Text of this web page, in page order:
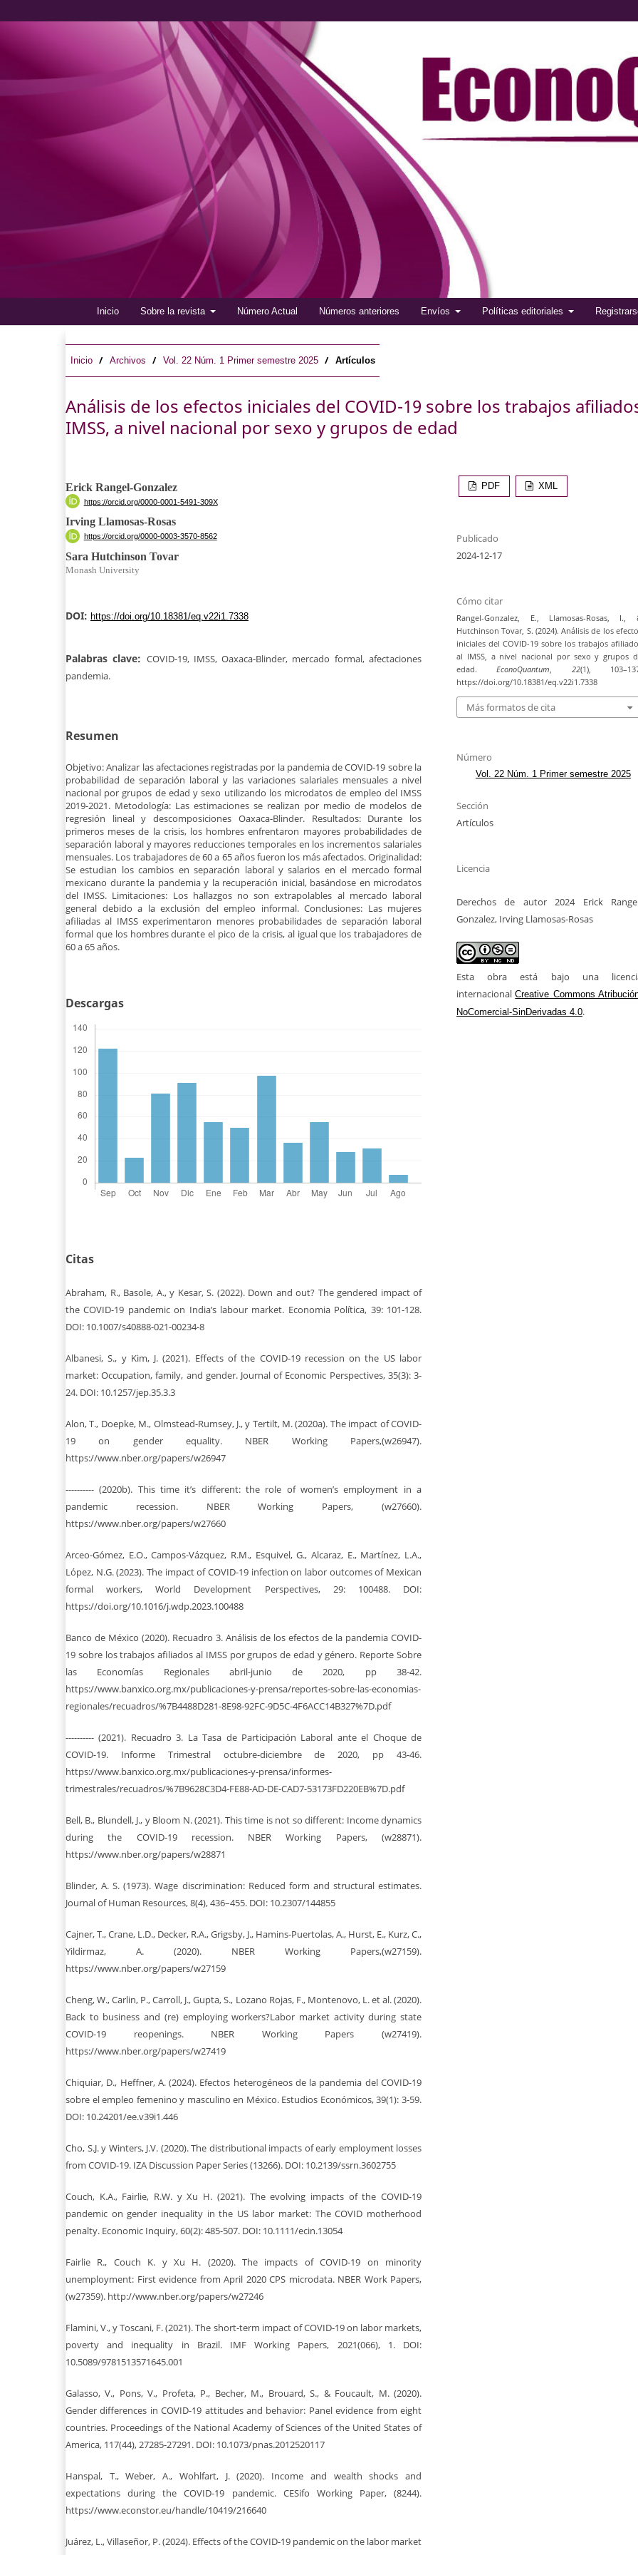
Inicio Sobre la revista Número Actual Números anteriores Envíos Políticas editoriales
Inicio / Archivos / Vol. 22 Núm. 1 Primer semestre 2025 / Artículos
Análisis de los efectos iniciales del COVID-19 sobre los trabajos
IMSS, a nivel nacional por sexo y grupos de edad
Erick Rangel-Gonzalez
https://orcid.org/0000-0001-5491-309X
Irving Llamosas-Rosas
https://orcid.org/0000-0003-3570-8562
Sara Hutchinson Tovar
Monash University
DOI: https://doi.org/10.18381/eq.v22i1.7338
Palabras clave: COVID-19, IMSS, Oaxaca-Blinder, mercado formal, afectaciones
pandemia.
Resumen
Objetivo: Analizar las afectaciones registradas por la pandemia de COVID-19 sobre la
probabilidad de separación laboral y las variaciones salariales mensuales a nivel
nacional por grupos de edad y sexo utilizando los microdatos de empleo del IMSS
2019-2021. Metodología: Las estimaciones se realizan por medio de modelos de
regresión lineal y descomposiciones Oaxaca-Blinder. Resultados: Durante los
primeros meses de la crisis, los hombres enfrentaron mayores probabilidades de
separación laboral y mayores reducciones temporales en los incrementos salariales
mensuales. Los trabajadores de 60 a 65 años fueron los más afectados. Originalidad:
Se estudian los cambios en separación laboral y salarios en el mercado formal
mexicano durante la pandemia y la recuperación inicial, basándose en microdatos
del IMSS. Limitaciones: Los hallazgos no son extrapolables al mercado laboral
general debido a la exclusión del empleo informal. Conclusiones: Las mujeres
afiliadas al IMSS experimentaron menores probabilidades de separación laboral
formal que los hombres durante el pico de la crisis, al igual que los trabajadores de
60 a 65 años.
Descargas
Citas
Abraham, R., Basole, A., y Kesar, S. (2022). Down and out? The gendered impact of
the COVID-19 pandemic on India’s labour market. Economia Política, 39: 101-128.
DOI: 10.1007/s40888-021-00234-8
Albanesi, S., y Kim, J. (2021). Effects of the COVID-19 recession on the US labor
market: Occupation, family, and gender. Journal of Economic Perspectives, 35(3): 3-
24. DOI: 10.1257/jep.35.3.3
Alon, T., Doepke, M., Olmstead-Rumsey, J., y Tertilt, M. (2020a). The impact of COVID-
19 on gender equality. NBER Working Papers,(w26947).
https://www.nber.org/papers/w26947
---------- (2020b). This time it’s different: the role of women’s employment in a
pandemic recession. NBER Working Papers, (w27660).
https://www.nber.org/papers/w27660
Arceo-Gómez, E.O., Campos-Vázquez, R.M., Esquivel, G., Alcaraz, E., Martínez, L.A.,
López, N.G. (2023). The impact of COVID-19 infection on labor outcomes of Mexican
formal workers, World Development Perspectives, 29: 100488. DOI:
https://doi.org/10.1016/j.wdp.2023.100488
Banco de México (2020). Recuadro 3. Análisis de los efectos de la pandemia COVID-
19 sobre los trabajos afiliados al IMSS por grupos de edad y género. Reporte Sobre
las Economías Regionales abril-junio de 2020, pp 38-42.
https://www.banxico.org.mx/publicaciones-y-prensa/reportes-sobre-las-economias-
regionales/recuadros/%7B4488D281-8E98-92FC-9D5C-4F6ACC14B327%7D.pdf
---------- (2021). Recuadro 3. La Tasa de Participación Laboral ante el Choque de
COVID-19. Informe Trimestral octubre-diciembre de 2020, pp 43-46.
https://www.banxico.org.mx/publicaciones-y-prensa/informes-
trimestrales/recuadros/%7B9628C3D4-FE88-AD-DE-CAD7-53173FD220EB%7D.pdf
Bell, B., Blundell, J., y Bloom N. (2021). This time is not so different: Income dynamics
during the COVID-19 recession. NBER Working Papers, (w28871).
https://www.nber.org/papers/w28871
Blinder, A. S. (1973). Wage discrimination: Reduced form and structural estimates.
Journal of Human Resources, 8(4), 436–455. DOI: 10.2307/144855
Cajner, T., Crane, L.D., Decker, R.A., Grigsby, J., Hamins-Puertolas, A., Hurst, E., Kurz, C.,
Yildirmaz, A. (2020). NBER Working Papers,(w27159).
https://www.nber.org/papers/w27159
Cheng, W., Carlin, P., Carroll, J., Gupta, S., Lozano Rojas, F., Montenovo, L. et al. (2020).
Back to business and (re) employing workers?Labor market activity during state
COVID-19 reopenings. NBER Working Papers (w27419).
https://www.nber.org/papers/w27419
Chiquiar, D., Heffner, A. (2024). Efectos heterogéneos de la pandemia del COVID-19
sobre el empleo femenino y masculino en México. Estudios Económicos, 39(1): 3-59.
DOI: 10.24201/ee.v39i1.446
Cho, S.J. y Winters, J.V. (2020). The distributional impacts of early employment losses
from COVID-19. IZA Discussion Paper Series (13266). DOI: 10.2139/ssrn.3602755
Couch, K.A., Fairlie, R.W. y Xu H. (2021). The evolving impacts of the COVID-19
pandemic on gender inequality in the US labor market: The COVID motherhood
penalty. Economic Inquiry, 60(2): 485-507. DOI: 10.1111/ecin.13054
Fairlie R., Couch K. y Xu H. (2020). The impacts of COVID-19 on minority
unemployment: First evidence from April 2020 CPS microdata. NBER Work Papers,
(w27359). http://www.nber.org/papers/w27246
Flamini, V., y Toscani, F. (2021). The short-term impact of COVID-19 on labor markets,
poverty and inequality in Brazil. IMF Working Papers, 2021(066), 1. DOI:
10.5089/9781513571645.001
Galasso, V., Pons, V., Profeta, P., Becher, M., Brouard, S., & Foucault, M. (2020).
Gender differences in COVID-19 attitudes and behavior: Panel evidence from eight
countries. Proceedings of the National Academy of Sciences of the United States of
America, 117(44), 27285-27291. DOI: 10.1073/pnas.2012520117
Hanspal, T., Weber, A., Wohlfart, J. (2020). Income and wealth shocks and
expectations during the COVID-19 pandemic. CESifo Working Paper, (8244).
https://www.econstor.eu/handle/10419/216640
Juárez, L., Villaseñor, P. (2024). Effects of the COVID-19 pandemic on the labor market
PDF XML
Publicado
2024-12-17
Cómo citar
Rangel-Gonzalez, E., Llamosas-Rosas, I.,
Hutchinson Tovar, S. (2024). Análisis de los
iniciales del COVID-19 sobre los trabajos
al IMSS, a nivel nacional por sexo y grupos
edad.EconoQuantum, 22(1),
https://doi.org/10.18381/eq.v22i1.7338
Más formatos de cita
Número
Vol. 22 Núm. 1 Primer semestre 2025
Sección
Artículos
Licencia
Derechos de autor 2024 Erick
Gonzalez, Irving Llamosas-Rosas
Esta obra está bajo una
internacionalCreative Commons
NoComercial-SinDerivadas 4.0.